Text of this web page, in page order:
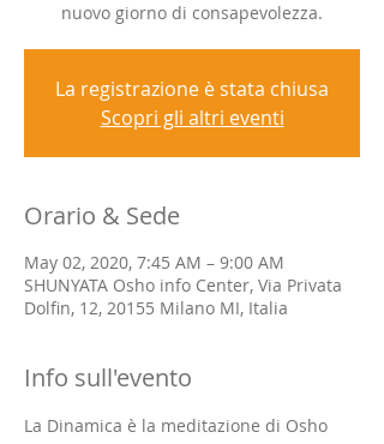
nuovo giorno di consapevolezza.
La registrazione è stata chiusa
Scopri gli altri eventi
Orario & Sede
May 02, 2020, 7:45 AM – 9:00 AM
SHUNYATA Osho info Center, Via Privata
Dolfin, 12, 20155 Milano MI, Italia
Info sull'evento
La Dinamica è la meditazione di Osho